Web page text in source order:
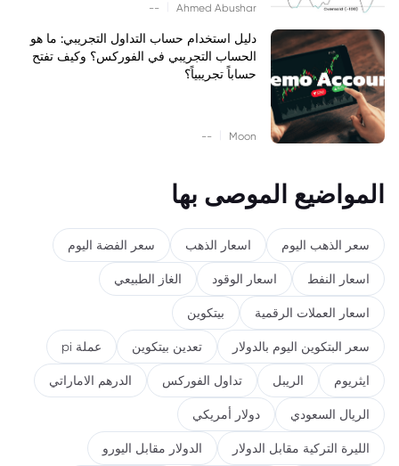
Ahmed Abushar
--
دليل استخدام حساب التداول التجريبي: ما هو
الحساب التجريبي في الفوركس؟ وكيف تفتح
حساباً تجريبياً؟
Moon
--
المواضيع الموصى بها
سعر الذهب اليوم اسعار الذهب سعر الفضة اليوم
اسعار النفط اسعار الوقود الغاز الطبيعي
اسعار العملات الرقمية بيتكوين
سعر البتكوين اليوم بالدولار تعدين بيتكوين عملة pi
ايثريوم الريبل تداول الفوركس الدرهم الاماراتي
الريال السعودي دولار أمريكي
الليرة التركية مقابل الدولار الدولار مقابل اليورو